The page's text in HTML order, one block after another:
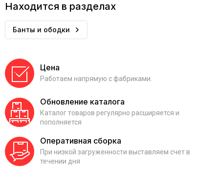
Находится в разделах
Банты и ободки
Цена
Работаем напрямую с фабриками.
Обновление каталога
Каталог товаров регулярно расширяется и
пополняется
Оперативная сборка
При низкой загруженности выставляем счет в
течении дня